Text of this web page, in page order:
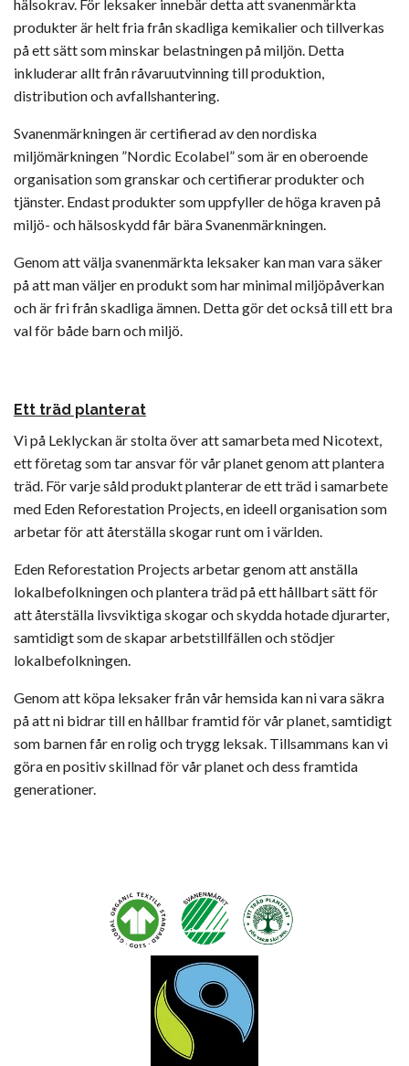
hälsokrav. För leksaker innebär detta att svanenmärkta
produkter är helt fria från skadliga kemikalier och tillverkas
på ett sätt som minskar belastningen på miljön. Detta
inkluderar allt från råvaruutvinning till produktion,
distribution och avfallshantering.
Svanenmärkningen är certifierad av den nordiska
miljömärkningen ”Nordic Ecolabel” som är en oberoende
organisation som granskar och certifierar produkter och
tjänster. Endast produkter som uppfyller de höga kraven på
miljö- och hälsoskydd får bära Svanenmärkningen.
Genom att välja svanenmärkta leksaker kan man vara säker
på att man väljer en produkt som har minimal miljöpåverkan
och är fri från skadliga ämnen. Detta gör det också till ett bra
val för både barn och miljö.
Ett träd planterat
Vi på Leklyckan är stolta över att samarbeta med Nicotext,
ett företag som tar ansvar för vår planet genom att plantera
träd. För varje såld produkt planterar de ett träd i samarbete
med Eden Reforestation Projects, en ideell organisation som
arbetar för att återställa skogar runt om i världen.
Eden Reforestation Projects arbetar genom att anställa
lokalbefolkningen och plantera träd på ett hållbart sätt för
att återställa livsviktiga skogar och skydda hotade djurarter,
samtidigt som de skapar arbetstillfällen och stödjer
lokalbefolkningen.
Genom att köpa leksaker från vår hemsida kan ni vara säkra
på att ni bidrar till en hållbar framtid för vår planet, samtidigt
som barnen får en rolig och trygg leksak. Tillsammans kan vi
göra en positiv skillnad för vår planet och dess framtida
generationer.